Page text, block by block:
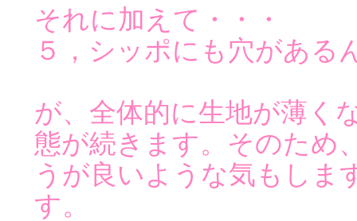
それに加えて・・・
５，シッポにも穴がある
が、全体的に生地が薄く
態が続きます。そのため
うが良いような気もしま
す。